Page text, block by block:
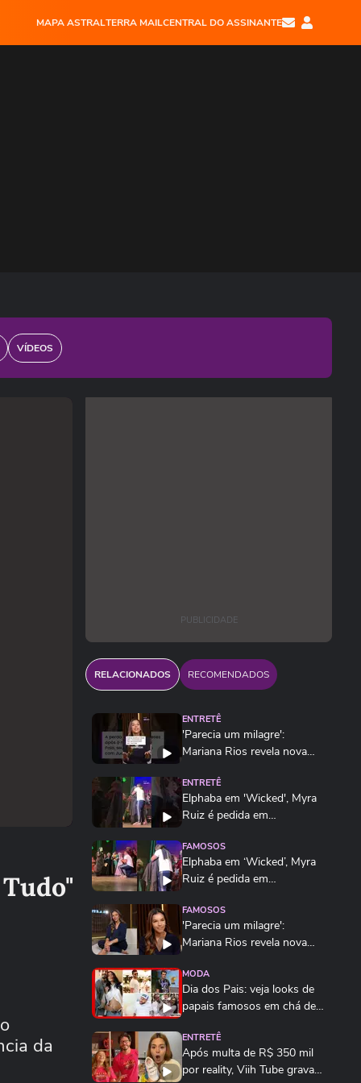
MAPA ASTRALTERRA MAILCENTRAL DO ASSINANTE
VÍDEOS
da
PUBLICIDADE
RELACIONADOS RECOMENDADOS
ENTRETÊ
'Parecia um milagre':
Mariana Rios revela nova
ENTRETÊ
Elphaba em 'Wicked', Myra
Ruiz é pedida em
FAMOSOS
Elphaba em ‘Wicked’, Myra
Ruiz é pedida em
FAMOSOS
'Parecia um milagre':
Mariana Rios revela nova
MODA
Dia dos Pais: veja looks de
papais famosos em chá de
ENTRETÊ
Após multa de R$ 350 mil
por reality, Viih Tube grava